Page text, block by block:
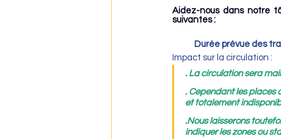
Aidez-nous dans notre
suivantes :
Durée prévue des
Impact sur la circulation :
. La circulation sera
. Cependant les places
et totalement
.Nous laisserons
indiquer les zones ou